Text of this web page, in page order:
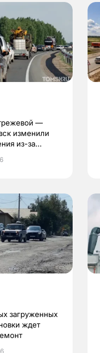
—
изменили
из-за
загруженных
ждет